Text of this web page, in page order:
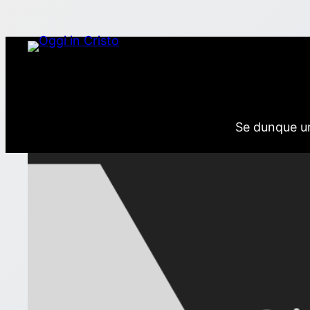
al
contenuto
Se dunque